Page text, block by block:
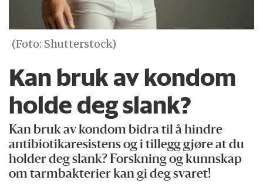
(Foto: Shutterstock)
Kan bruk av kondom
holde deg slank?
Kan bruk av kondom bidra til å hindre
antibiotikaresistens og i tillegg gjøre at du
holder deg slank? Forskning og kunnskap
om tarmbakterier kan gi deg svaret!